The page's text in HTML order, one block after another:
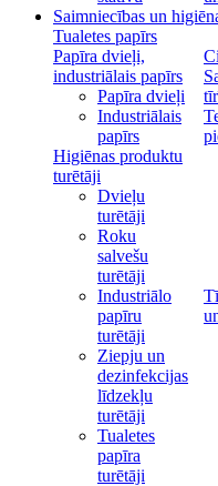
Saimniecības un
Tualetes papīrs
Papīra dvieļi,
industriālais papīrs
Papīra dvieļi
Industriālais
papīrs
Higiēnas produktu
turētāji
Dvieļu
turētāji
Roku
salvešu
turētāji
Industriālo
papīru
turētāji
Ziepju un
dezinfekcijas
līdzekļu
turētāji
Tualetes
papīra
turētāji